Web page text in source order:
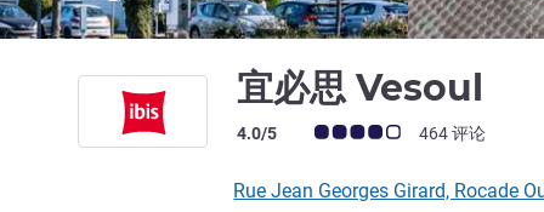
宜必思 Vesoul
客户意见评级 (ALL 评级)
4.0/5 464 评论
Rue Jean Georges Girard, Rocade